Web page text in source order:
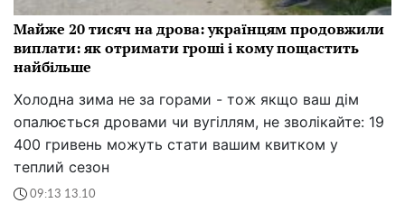
Майже 20 тисяч на дрова: українцям продовжили
виплати: як отримати гроші і кому пощастить
найбільше
Холодна зима не за горами - тож якщо ваш дім
опалюється дровами чи вугіллям, не зволікайте: 19
400 гривень можуть стати вашим квитком у
теплий сезон
09:13 13.10